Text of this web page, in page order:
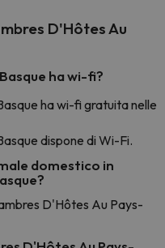
D'Hôtes Au
ha wi-fi?
ha wi-fi gratuita nelle
dispone di Wi-Fi.
domestico in
D'Hôtes Au Pays-